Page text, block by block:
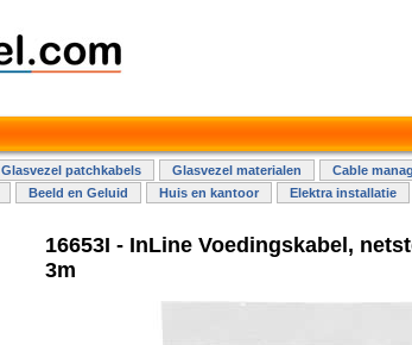
Glasvezel patchkabels Glasvezel materialen Cable
Beeld en Geluid Huis en kantoor Elektra installatie
16653I - InLine Voedingskabel,
3m